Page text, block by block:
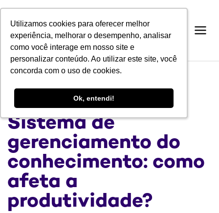
Utilizamos cookies para oferecer melhor
experiência, melhorar o desempenho, analisar
como você interage em nosso site e
personalizar conteúdo. Ao utilizar este site, você
concorda com o uso de cookies.
Ok, entendi!
Utilizamos cookies para oferecer melhor
experiência, melhorar o desempenho, analisar
como você interage em nosso site e
personalizar conteúdo. Ao utilizar este site, você
concorda com o uso de cookies.
Ok, entendi!
Sistema de
gerenciamento do
conhecimento: como
afeta a
produtividade?